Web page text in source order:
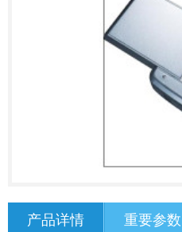
产品详情 重要参数